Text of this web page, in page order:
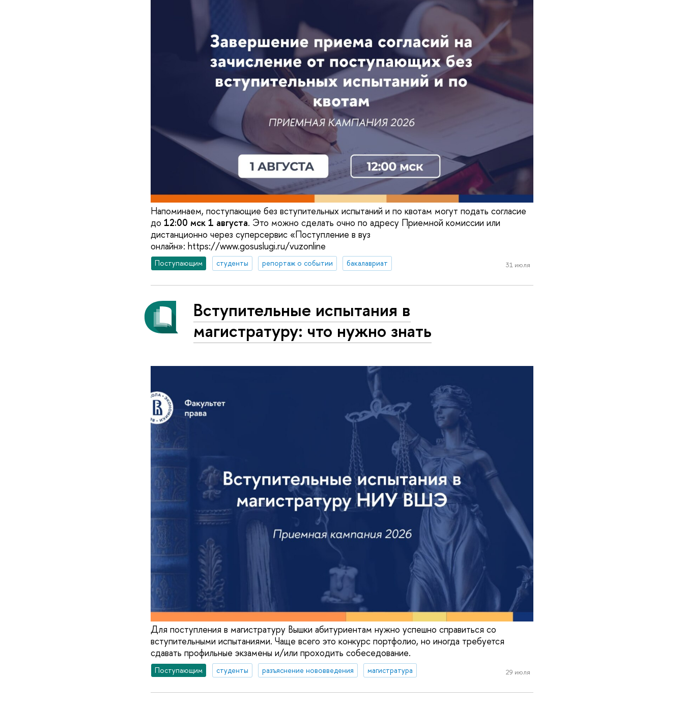
Напоминаем, поступающие без вступительных испытаний и по квотам могут подать согласие
до 12:00 мск 1 августа. Это можно сделать очно по адресу Приемной комиссии или
дистанционно через суперсервис «Поступление в вуз
онлайн»: https://www.gosuslugi.ru/vuzonline
Поступающим студенты репортаж о событии бакалавриат 31 июля
Вступительные испытания в
магистратуру: что нужно знать
Для поступления в магистратуру Вышки абитуриентам нужно успешно справиться со
вступительными испытаниями. Чаще всего это конкурс портфолио, но иногда требуется
сдавать профильные экзамены и/или проходить собеседование.
Поступающим студенты разъяснение нововведения магистратура 29 июля